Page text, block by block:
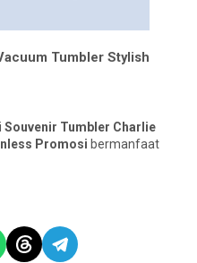
Tumbler Stylish
Souvenir Tumbler Charlie
Promosi bermanfaat